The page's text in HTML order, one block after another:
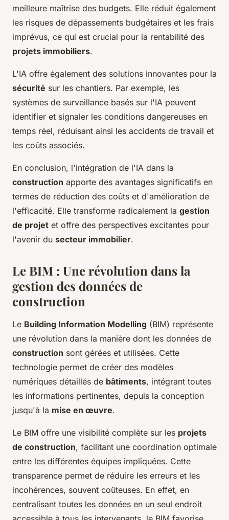
meilleure maîtrise des budgets. Elle réduit également
les risques de dépassements budgétaires et les frais
imprévus, ce qui est crucial pour la rentabilité des
projets immobiliers.
L'IA offre également des solutions innovantes pour la
sécurité sur les chantiers. Par exemple, les
systèmes de surveillance basés sur l'IA peuvent
identifier et signaler les conditions dangereuses en
temps réel, réduisant ainsi les accidents de travail et
les coûts associés.
En conclusion, l'intégration de l'IA dans la
construction apporte des avantages significatifs en
termes de réduction des coûts et d'amélioration de
l'efficacité. Elle transforme radicalement la gestion
de projet et offre des perspectives excitantes pour
l'avenir du secteur immobilier.
Le BIM : Une révolution dans la
gestion des données de
construction
Le Building Information Modelling (BIM) représente
une révolution dans la manière dont les données de
construction sont gérées et utilisées. Cette
technologie permet de créer des modèles
numériques détaillés de bâtiments, intégrant toutes
les informations pertinentes, depuis la conception
jusqu'à la mise en œuvre.
Le BIM offre une visibilité complète sur les projets
de construction, facilitant une coordination optimale
entre les différentes équipes impliquées. Cette
transparence permet de réduire les erreurs et les
incohérences, souvent coûteuses. En effet, en
centralisant toutes les données en un seul endroit